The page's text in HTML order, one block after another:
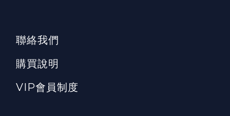
聯絡我們
購買說明
VIP會員制度